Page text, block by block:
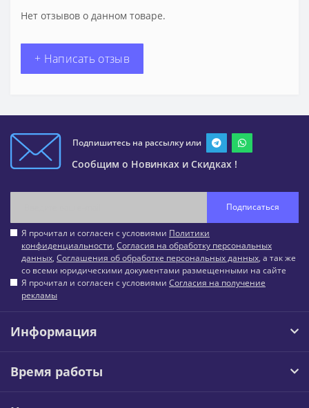
Нет отзывов о данном товаре.
+ Написать отзыв
Подпишитесь на рассылку или
Сообщим о Новинках и Скидках !
Подписаться
Я прочитал и согласен с условиями Политики
конфиденциальности, Согласия на обработку персональных
данных, Соглашения об обработке персональных данных, а так же
со всеми юридическими документами размещенными на сайте
Я прочитал и согласен с условиями Согласия на получение
рекламы
Информация
Время работы